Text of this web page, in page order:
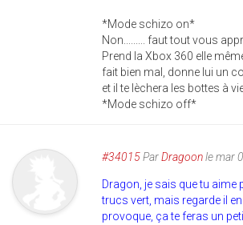
*Mode schizo on*
Non......... faut tout vous
Prend la Xbox 360 elle
fait bien mal, donne lui un
et il te lèchera les bottes à
*Mode schizo off*
#34015ParDragoonle mar
Dragon, je sais que tu aime
trucs vert, mais regarde il
provoque, ça te feras un